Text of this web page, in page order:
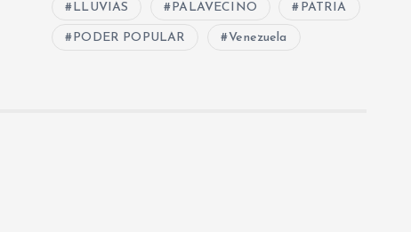
LLUVIAS PALAVECINO PATRIA
PODER POPULAR Venezuela